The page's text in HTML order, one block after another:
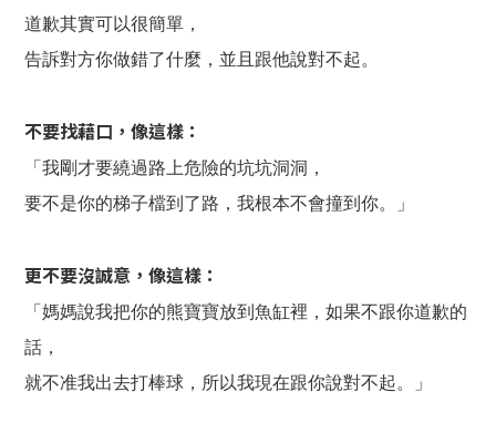
道歉其實可以很簡單，
告訴對方你做錯了什麼，並且跟他說對不起。
不要找藉口，像這樣：
「我剛才要繞過路上危險的坑坑洞洞，
要不是你的梯子檔到了路，我根本不會撞到你。」
更不要沒誠意，像這樣：
「媽媽說我把你的熊寶寶放到魚缸裡，如果不跟你道歉的
話，
就不准我出去打棒球，所以我現在跟你說對不起。」